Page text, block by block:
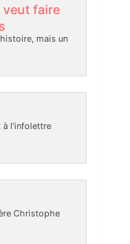
veut faire
histoire, mais un
à l’infolettre
Christophe